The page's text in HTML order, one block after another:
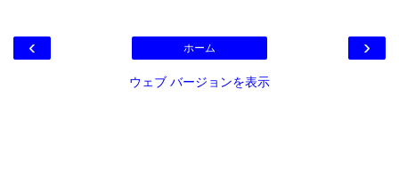
‹ ›
ホーム
ウェブ バージョンを表示